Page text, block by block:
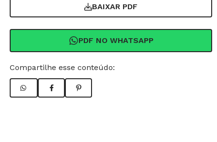
BAIXAR PDF
PDF NO WHATSAPP
Compartilhe esse conteúdo: